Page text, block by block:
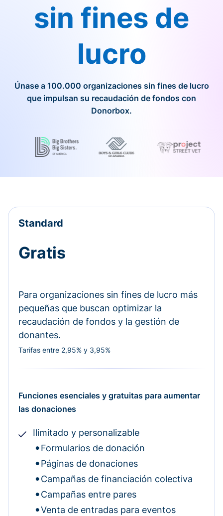
sin fines de
lucro
Únase a 100.000 organizaciones sin fines de lucro
que impulsan su recaudación de fondos con
Donorbox.
Standard
Gratis
Para organizaciones sin fines de lucro más
pequeñas que buscan optimizar la
recaudación de fondos y la gestión de
donantes.
Tarifas entre 2,95% y 3,95%
Funciones esenciales y gratuitas para aumentar
las donaciones
Ilimitado y personalizable
Formularios de donación
Páginas de donaciones
Campañas de financiación colectiva
Campañas entre pares
Venta de entradas para eventos